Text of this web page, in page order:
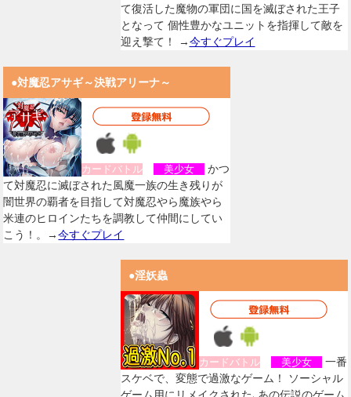
て復活した魔物の軍団に国を滅ぼされた王子
となって 個性豊かなユニットを指揮して敵を
迎え撃て！ →今すぐプレイ
●対魔忍アサギ～決戦アリーナ～
カードバトル 美少女
かつ
て対魔忍に滅ぼされた風魔一族の生き残りが
闇世界の覇者を目指して対魔忍やら魔族やら
米連のヒロインたちを調教して仲間にしてい
こう！。→今すぐプレイ
●淫妖蟲
カードバトル 美少女
一番
スケベで、変態で過激なゲーム！ ソーシャル